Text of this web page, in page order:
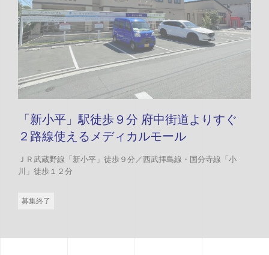
「新小平」駅徒歩９分 府中街道よりすぐ
２路線使えるメディカルモール
ＪＲ武蔵野線「新小平」徒歩９分／西武拝島線・国分寺線「小
川」徒歩１２分
募集終了